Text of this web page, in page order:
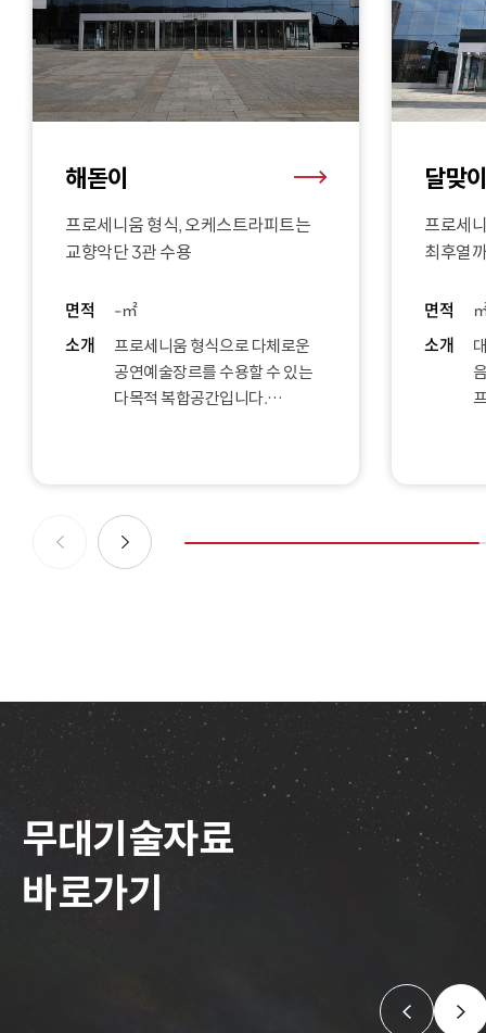
해돋이
프로세니움 형식, 오케스트라피트는
교향악단 3관 수용
면적
-㎡
소개
프로세니움 형식으로 다체로운
공연예술장르를 수용할 수 있는
다목적 복합공간입니다.
가능합니다.
달맞
프로세
최후열
면적
소개
무대기술자료
바로가기
앞으로 뒤로